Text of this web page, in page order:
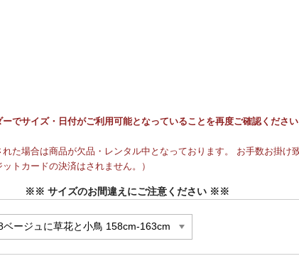
でサイズ・日付がご利用可能となっていることを再度ご確認ください
た場合は商品が欠品・レンタル中となっております。 お手数お掛け
トカードの決済はされません。）
※※ サイズのお間違えにご注意ください ※※